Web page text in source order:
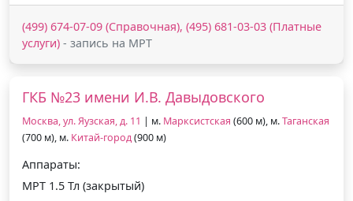
(499) 674-07-09 (Справочная), (495) 681-03-03 (Платные
услуги) - запись на МРТ
ГКБ №23 имени И.В. Давыдовского
Москва, ул. Яузская, д. 11 | м. Марксистская (600 м), м.Таганская
(700 м), м. Китай-город(900 м)
Аппараты:
МРТ 1.5 Тл (закрытый)